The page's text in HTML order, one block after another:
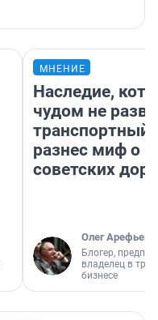
МНЕНИЕ
Наследие,
чудом не
транспортный
разнес миф о
советских
Олег Арефьев
Блогер,
владелец в
бизнесе